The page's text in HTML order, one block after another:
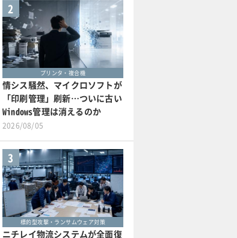
2
プリンタ・複合機
情シス騒然、マイクロソフトが
「印刷管理」刷新…ついに古い
Windows管理は消えるのか
2026/08/05
3
標的型攻撃・ランサムウェア対策
ニチレイ物流システムが全面復